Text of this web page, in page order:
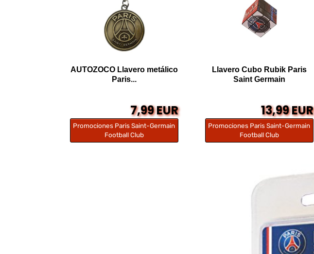
AUTOZOCO Llavero metálico
Paris...
7,99 EUR
Promociones Paris Saint-Germain
Football Club
Llavero Cubo Rubik Paris
Saint Germain
13,99 EUR
Promociones Paris Saint-Germain
Football Club